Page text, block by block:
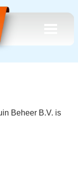
Beheer B.V. is